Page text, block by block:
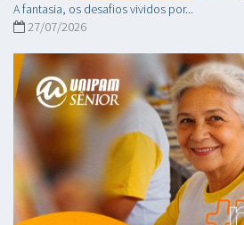
A fantasia, os desafios vividos por...
27/07/2026